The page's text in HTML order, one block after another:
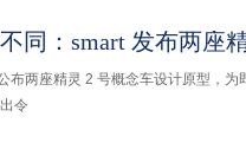
布两座精灵 2 号概念车设计原型，
令